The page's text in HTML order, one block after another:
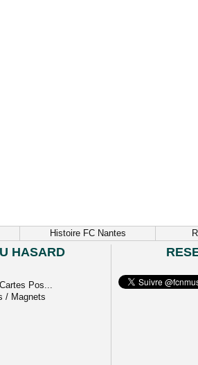
Histoire FC Nantes
HASARD
Pos...
/ Magnets